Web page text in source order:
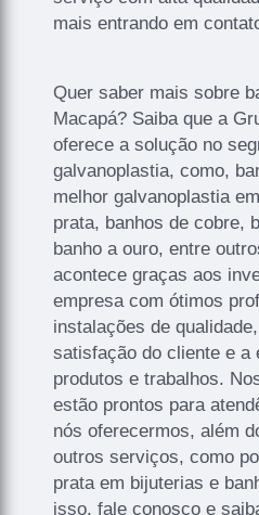
mais entrando em
Quer saber mais sobre
Macapá? Saiba que a
oferece a solução no
galvanoplastia, como,
melhor galvanoplastia
prata, banhos de cobre,
banho a ouro, entre
acontece graças aos
empresa com ótimos
instalações de
satisfação do cliente e a
produtos e trabalhos.
estão prontos para
nós oferecermos, além
outros serviços, como
prata em bijuterias e
isso, fale conosco e